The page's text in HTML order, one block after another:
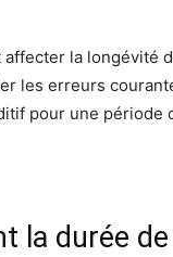
la longévité
les erreurs
pour une période
durée